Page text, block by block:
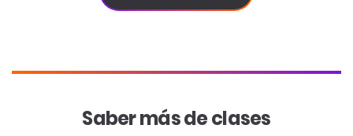
Saber más de clases